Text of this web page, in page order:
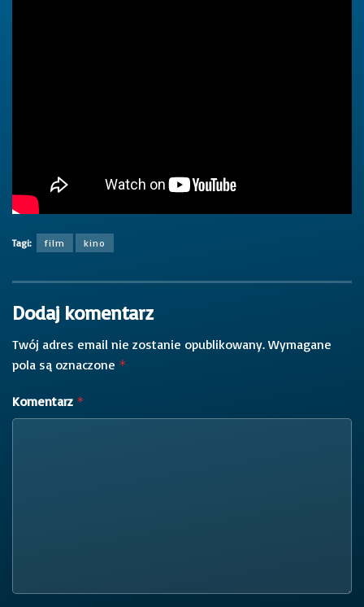
Tagi: film kino
Dodaj komentarz
Twój adres email nie zostanie opublikowany. Wymagane
pola są oznaczone *
Komentarz *